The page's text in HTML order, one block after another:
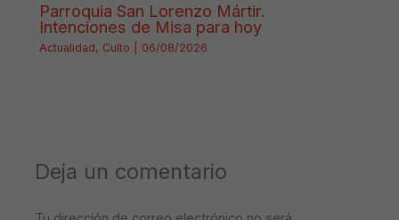
Parroquia San Lorenzo Mártir.
Intenciones de Misa para hoy
Actualidad, Culto 06/08/2026
Deja un comentario